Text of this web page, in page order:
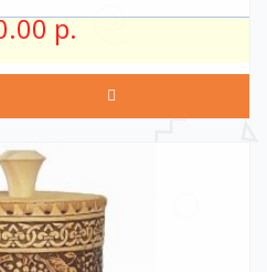
р.